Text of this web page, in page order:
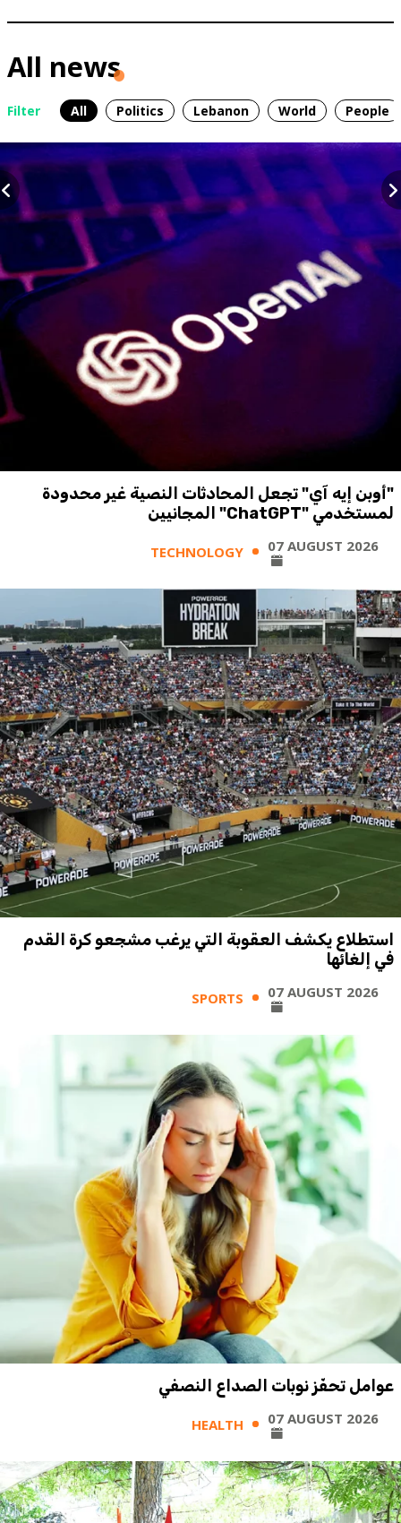
All news
Filter All Politics Lebanon World People
"أوبن إيه آي" تجعل المحادثات النصية غير محدودة
لمستخدمي "ChatGPT" المجانيين
TECHNOLOGY 07 AUGUST 2026
استطلاع يكشف العقوبة التي يرغب مشجعو كرة القدم
في إلغائها
SPORTS 07 AUGUST 2026
عوامل تحفّز نوبات الصداع النصفي
HEALTH 07 AUGUST 2026